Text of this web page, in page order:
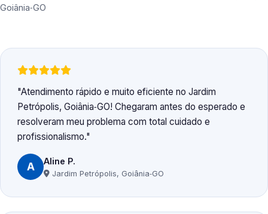
Goiânia‑GO
Atendimento rápido e muito eficiente no Jardim
Petrópolis, Goiânia‑GO! Chegaram antes do esperado e
resolveram meu problema com total cuidado e
profissionalismo.
A Aline P.
Jardim Petrópolis, Goiânia‑GO